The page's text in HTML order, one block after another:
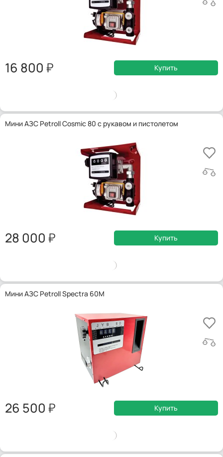
16 800 Купить
Мини АЗС Petroll Cosmic 80 с рукавом и пистолетом
28 000 Купить
Мини АЗС Petroll Spectra 60M
26 500 Купить